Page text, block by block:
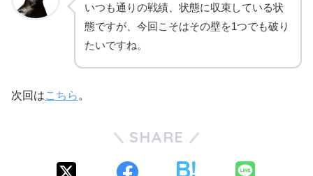
いつも通りの戦績、状態に収束している状
態ですが、今回こそはその壁を1つでも破り
たいですね。
次回はこちら 。
SHARE